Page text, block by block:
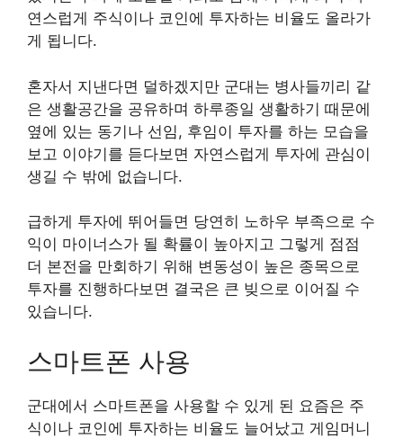
연스럽게 주식이나 코인에 투자하는 비율도 올라가
게 됩니다.
혼자서 지낸다면 덜하겠지만 군대는 병사들끼리 같
은 생활공간을 공유하며 하루종일 생활하기 때문에
옆에 있는 동기나 선임, 후임이 투자를 하는 모습을
보고 이야기를 듣다보면 자연스럽게 투자에 관심이
생길 수 밖에 없습니다.
급하게 투자에 뛰어들면 당연히 노하우 부족으로 수
익이 마이너스가 될 확률이 높아지고 그렇게 점점
더 본전을 만회하기 위해 변동성이 높은 종목으로
투자를 진행하다보면 결국은 큰 빚으로 이어질 수
있습니다.
스마트폰 사용
군대에서 스마트폰을 사용할 수 있게 된 요즘은 주
식이나 코인에 투자하는 비율도 늘어났고 게임머니